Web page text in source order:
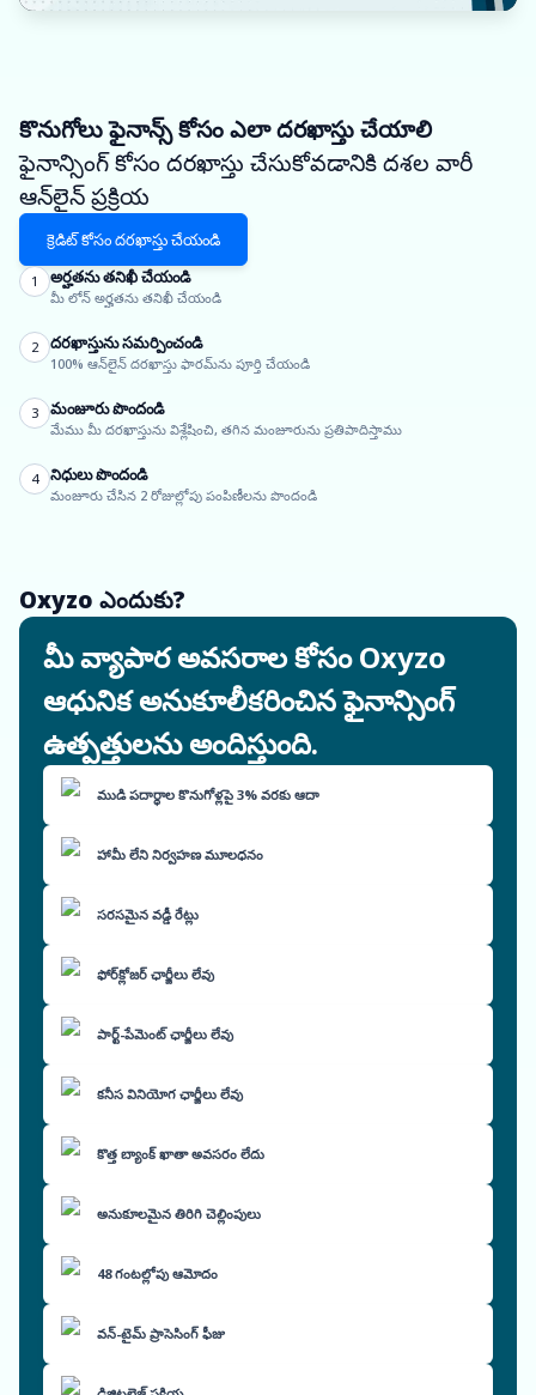
కొనుగోలు ఫైనాన్స్ కోసం ఎలా దరఖాస్తు చేయాలి
ఫైనాన్సింగ్ కోసం దరఖాస్తు చేసుకోవడానికి దశల వారీ
ఆన్‌లైన్ ప్రక్రియ
క్రెడిట్ కోసం దరఖాస్తు చేయండి
1 అర్హతను తనిఖీ చేయండి
మీ లోన్ అర్హతను తనిఖీ చేయండి
2 దరఖాస్తును సమర్పించండి
100% ఆన్‌లైన్ దరఖాస్తు ఫారమ్‌ను పూర్తి చేయండి
3 మంజూరు పొందండి
మేము మీ దరఖాస్తును విశ్లేషించి, తగిన మంజూరును ప్రతిపాదిస్తాము
4 నిధులు పొందండి
మంజూరు చేసిన 2 రోజుల్లోపు పంపిణీలను పొందండి
Oxyzo ఎందుకు?
మీ వ్యాపార అవసరాల కోసం Oxyzo
ఆధునిక అనుకూలీకరించిన ఫైనాన్సింగ్
ఉత్పత్తులను అందిస్తుంది.
ముడి పదార్థాల కొనుగోళ్లపై 3% వరకు ఆదా
హామీ లేని నిర్వహణ మూలధనం
సరసమైన వడ్డీ రేట్లు
ఫోర్‌క్లోజర్ ఛార్జీలు లేవు
పార్ట్-పేమెంట్ ఛార్జీలు లేవు
కనీస వినియోగ ఛార్జీలు లేవు
కొత్త బ్యాంక్ ఖాతా అవసరం లేదు
అనుకూలమైన తిరిగి చెల్లింపులు
48 గంటల్లోపు ఆమోదం
వన్-టైమ్ ప్రాసెసింగ్ ఫీజు